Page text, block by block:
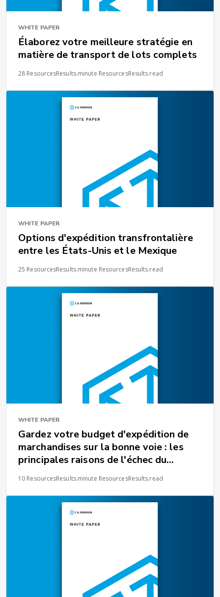
WHITE PAPER
Élaborez votre meilleure stratégie en
matière de transport de lots complets
28 ResourcesResults.minute ResourcesResults.read
WHITE PAPER
Options d'expédition transfrontalière
entre les États-Unis et le Mexique
25 ResourcesResults.minute ResourcesResults.read
WHITE PAPER
Gardez votre budget d'expédition de
marchandises sur la bonne voie : les
principales raisons de l'échec du
guidage d'itinéraire et les astuces pour
l'éviter
10 ResourcesResults.minute ResourcesResults.read